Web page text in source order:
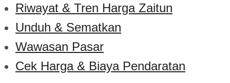
Riwayat & Tren Harga Zaitun
Unduh & Sematkan
Wawasan Pasar
Cek Harga & Biaya Pendaratan